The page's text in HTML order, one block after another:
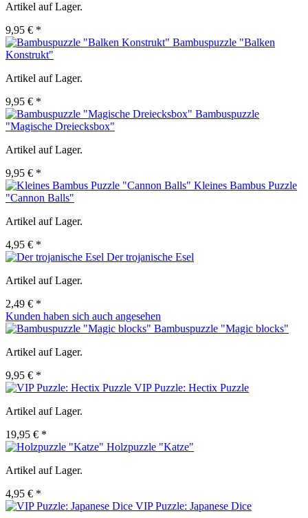
Artikel auf Lager.
9,95 € *
Bambuspuzzle "Balken
Konstrukt"
Artikel auf Lager.
9,95 € *
Bambuspuzzle
"Magische Dreiecksbox"
Artikel auf Lager.
9,95 € *
Kleines Bambus Puzzle
"Cannon Balls"
Artikel auf Lager.
4,95 € *
Der trojanische Esel
Artikel auf Lager.
2,49 € *
Kunden haben sich auch angesehen
Bambuspuzzle "Magic blocks"
Artikel auf Lager.
9,95 € *
VIP Puzzle: Hectix Puzzle
Artikel auf Lager.
19,95 € *
Holzpuzzle "Katze"
Artikel auf Lager.
4,95 € *
VIP Puzzle: Japanese Dice